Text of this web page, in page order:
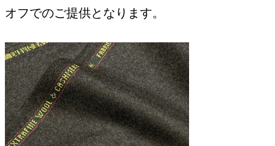
オフでのご提供となります。